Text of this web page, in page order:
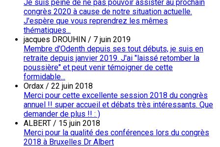
Je suis peiné de ne pas pouvoir assister au prochain
congrès 2020 à cause de notre situation actuelle.
J'espère que vous reprendrez les mêmes
thématiques...
jacques DROUHIN / 7 juin 2019
Membre d'Odenth depuis ses tout débuts, je suis en
retraite depuis janvier 2019. J'ai "laissé retomber la
poussière" et peut venir témoigner de cette
formidable...
Ordax / 22 juin 2018
Merci pour cette excellente session 2018 du congrès
annuel !! super accueil et débats très intéressants. Que
demander de plus !! : )
ALBERT / 15 juin 2018
Merci pour la qualité des conférences lors du congrès
2018 à Bruxelles Dr Albert